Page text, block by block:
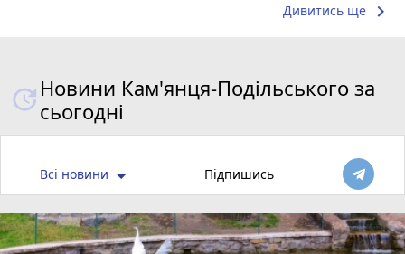
Дивитись ще keyboard_arrow_right
Новини Кам'янця-Подільського за
сьогодні
Всі новини Підпишись